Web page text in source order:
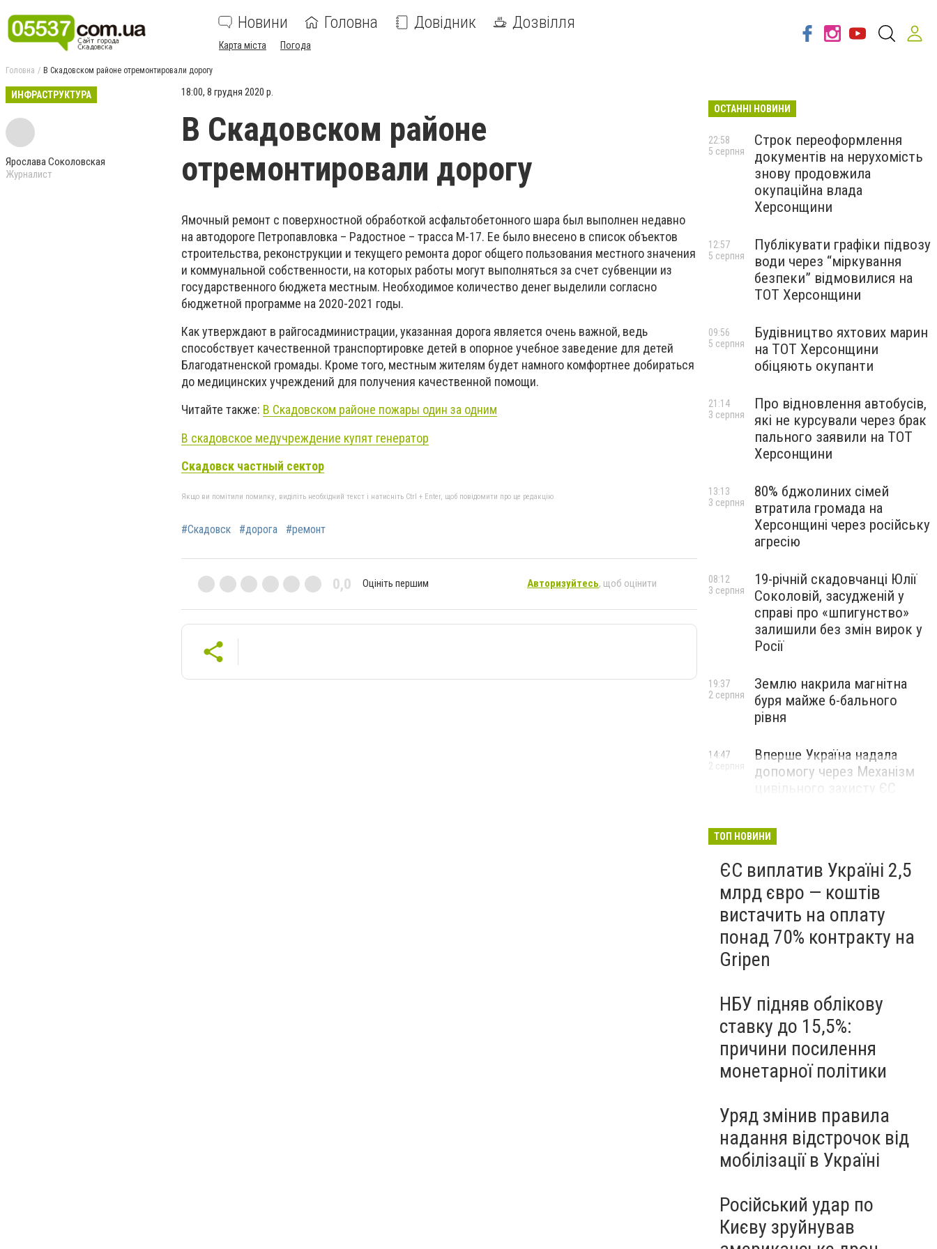
Новини Головна Довідник Дозвілля
Карта міста Погода
Головна В Скадовском районе отремонтировали дорогу
ИНФРАСТРУКТУРА
Ярослава Соколовская
Журналист
18:00, 8 грудня 2020 р.
В Скадовском районе
отремонтировали дорогу
Ямочный ремонт с поверхностной обработкой асфальтобетонного шара был выполнен недавно
на автодороге Петропавловка – Радостное – трасса М-17. Ее было внесено в список объектов
строительства, реконструкции и текущего ремонта дорог общего пользования местного значения
и коммунальной собственности, на которых работы могут выполняться за счет субвенции из
государственного бюджета местным. Необходимое количество денег выделили согласно
бюджетной программе на 2020-2021 годы.
Как утверждают в райгосадминистрации, указанная дорога является очень важной, ведь
способствует качественной транспортировке детей в опорное учебное заведение для детей
Благодатненской громады. Кроме того, местным жителям будет намного комфортнее добираться
до медицинских учреждений для получения качественной помощи.
Читайте также: В Скадовском районе пожары один за одним
В скадовское медучреждение купят генератор
Скадовск частный сектор
Якщо ви помітили помилку, виділіть необхідний текст і натисніть Ctrl + Enter, щоб повідомити про це редакцію
#Скадовск #дорога #ремонт
0,0 Оцініть першим Авторизуйтесь, щоб оцінити
ОСТАННІ НОВИНИ
Строк переоформлення
документів на нерухомість
знову продовжила
окупаційна влада
Херсонщини
22:58
5 серпня
Публікувати графіки підвозу
води через “міркування
безпеки” відмовилися на
ТОТ Херсонщини
12:57
5 серпня
Будівництво яхтових марин
на ТОТ Херсонщини
обіцяють окупанти
09:56
5 серпня
Про відновлення автобусів,
які не курсували через брак
пального заявили на ТОТ
Херсонщини
21:14
3 серпня
80% бджолиних сімей
втратила громада на
Херсонщині через російську
агресію
13:13
3 серпня
19-річній скадовчанці Юлії
Соколовій, засудженій у
справі про «шпигунство»
залишили без змін вирок у
Росії
08:12
3 серпня
Землю накрила магнітна
буря майже 6-бального
рівня
19:37
2 серпня
Вперше Україна надала
допомогу через Механізм
цивільного захисту ЄС
14:47
2 серпня
ТОП НОВИНИ
ЄС виплатив Україні 2,5
млрд євро — коштів
вистачить на оплату
понад 70% контракту на
Gripen
НБУ підняв облікову
ставку до 15,5%:
причини посилення
монетарної політики
Уряд змінив правила
надання відстрочок від
мобілізації в Україні
Російський удар по
Києву зруйнував